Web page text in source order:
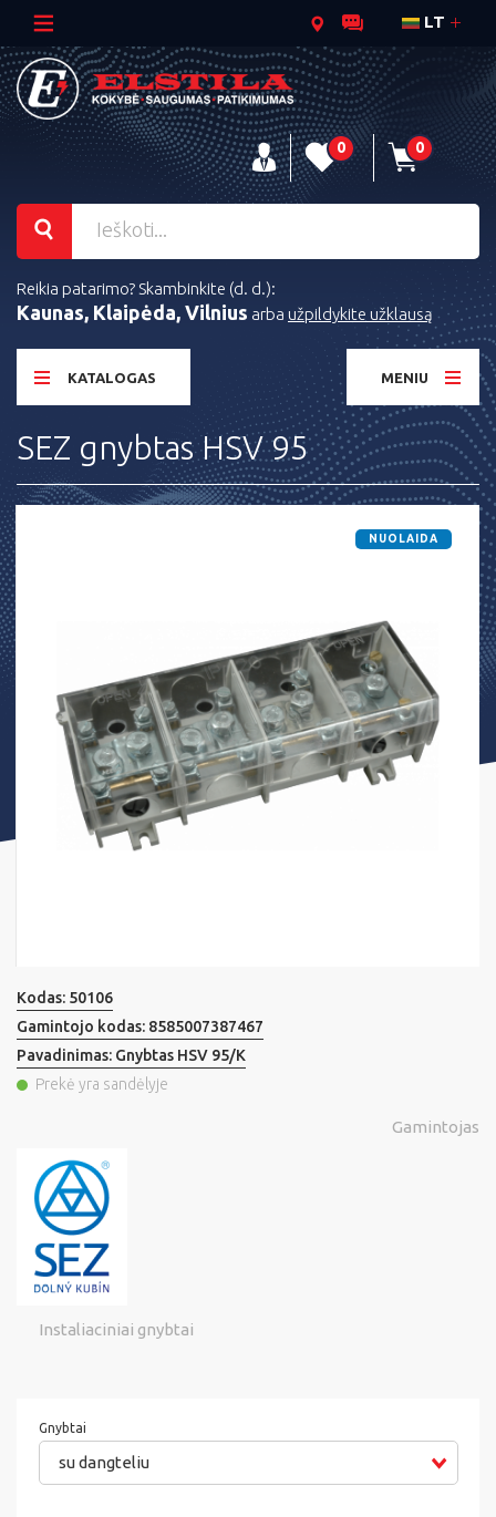
LT
0 0
Reikia patarimo? Skambinkite (d. d.):
Kaunas, Klaipėda, Vilnius arba užpildykite užklausą
KATALOGAS MENIU
SEZ gnybtas HSV 95
NUOLAIDA
Kodas: 50106
Gamintojo kodas: 8585007387467
Pavadinimas: Gnybtas HSV 95/K
Prekė yra sandėlyje
Gamintojas
Instaliaciniai gnybtai
Gnybtai
su dangteliu